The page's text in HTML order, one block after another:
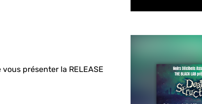
présenter la RELEASE